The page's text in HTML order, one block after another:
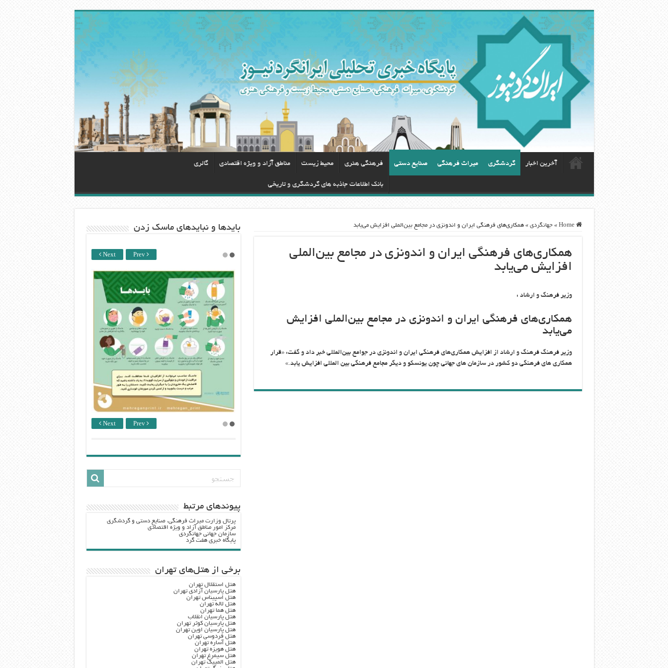
آخرین اخبار گردشگری ميراث فرهنگی صنایع دستی فرهنگی هنری محيط زيست مناطق آزاد و ویژه اقتصادی گالری
بانک اطلاعات جاذبه های گردشگری و تاریخی
Home
» جهانگردی » همکاری‌های فرهنگی ایران و اندونزی در مجامع بین‌الملی افزایش می‌یابد
همکاری‌های فرهنگی ایران و اندونزی در مجامع بین‌الملی
افزایش می‌یابد
وزیر فرهنگ و ارشاد :
همکاری‌های فرهنگی ایران و اندونزی در مجامع بین‌الملی افزایش
می‌یابد
وزیر فرهنگ فرهنگ و ارشاد از افزایش همکاری‌های فرهنگی ایران و اندونزی در جوامع بین‌المللی خبر داد و گفت: «قرار
همکاری های فرهنگی دو کشور در سازمان های جهانی چون یونسکو و دیگر مجامع فرهنگی بین المللی افزایش یابد.»
باید‌ها و نبایدهای ماسک زدن
Next Prev
Next Prev
پيوندهاي مرتبط
پرتال وزارت ميراث فرهنگي، صنایع دستی و گردشگري
مرکز امور مناطق آزاد و ویژه اقتصادی
سازمان جهانی جهانگردی
پایگاه خبری هفت گرد
برخی از هتل‌های تهران
هتل استقلال تهران
هتل پارسیان آزادی تهران
هتل اسپیناس تهران
هتل لاله تهران
هتل هما تهران
هتل پارسیان انقلاب
هتل پارسیان کوثر تهران
هتل پارسیان اوین تهران
هتل فردوسی تهران
هتل آساره تهران
هتل هویزه تهران
هتل سیمرغ تهران
هتل المپیک تهران